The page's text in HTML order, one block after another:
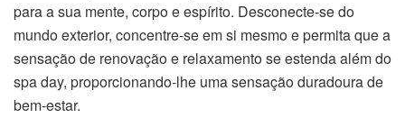
para a sua mente, corpo e espírito. Desconecte-se do
mundo exterior, concentre-se em si mesmo e permita que a
sensação de renovação e relaxamento se estenda além do
spa day, proporcionando-lhe uma sensação duradoura de
bem-estar.